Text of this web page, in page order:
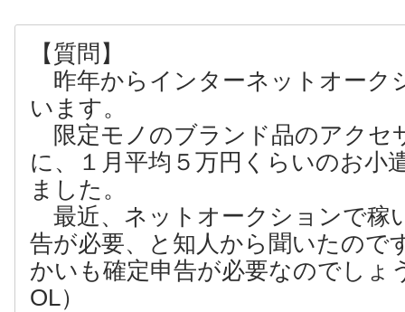
【質問】
昨年からインターネットオーク
います。
限定モノのブランド品のアクセ
に、１月平均５万円くらいのお小
ました。
最近、ネットオークションで稼
告が必要、と知人から聞いたので
かいも確定申告が必要なのでしょ
OL）